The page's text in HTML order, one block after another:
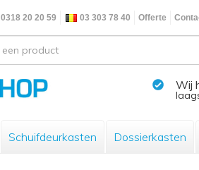
0318 20 20 59 03 303 78 40 Offerte
Wij
Schuifdeurkasten Dossierkasten